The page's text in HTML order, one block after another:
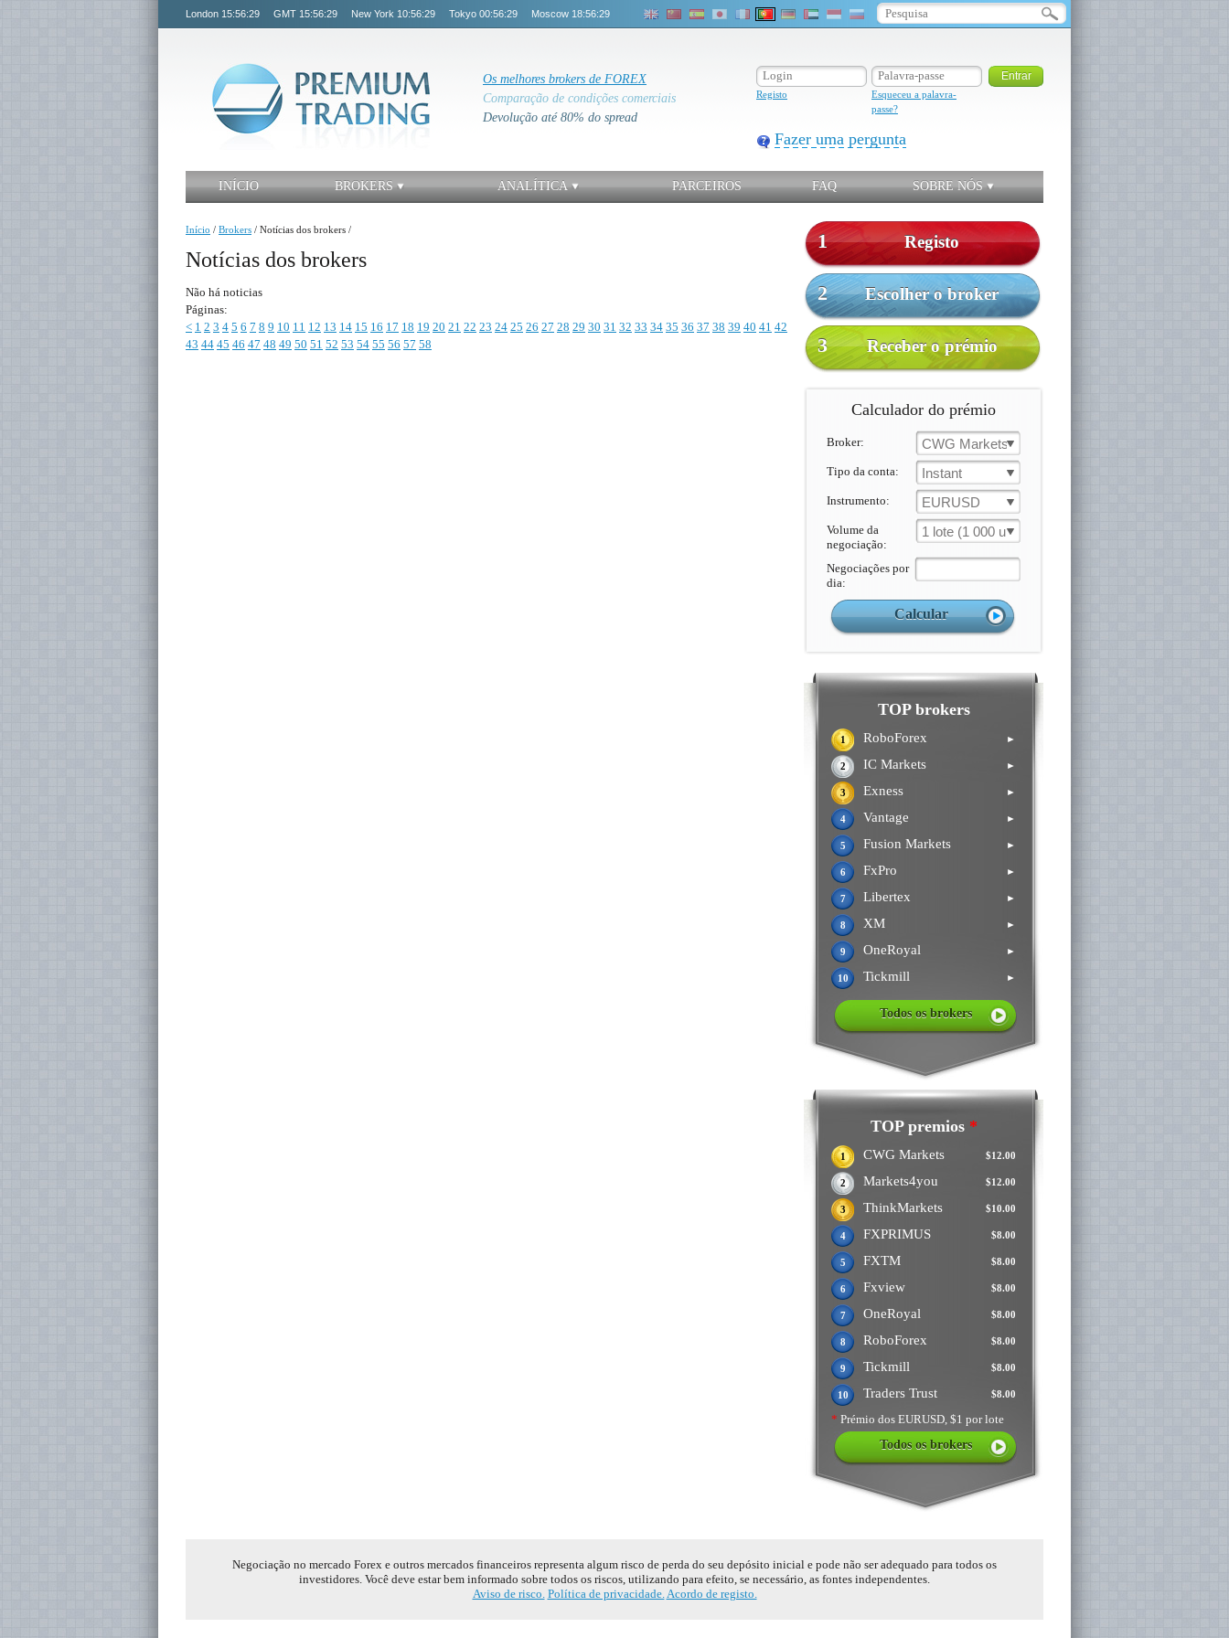
London 15:56:29 GMT 15:56:29 New York 10:56:29 Tokyo 00:56:29 Moscow 18:56:29
Os melhores brokers de FOREX
Comparação de condições comerciais
Devolução até 80% do spread
Registo
Esqueceu a palavra-
passe?
Fazer uma pergunta
INÍCIO BROKERS ANALÍTICA PARCEIROS FAQ SOBRE NÓS
1 Registo
2 Escolher o broker
3 Receber o prémio
Calculador do prémio
Broker: CWG Markets
Tipo da conta: Instant
Instrumento: EURUSD
Volume da
negociação:
1 lote (1 000 un.)
Negociações por
dia:
TOP brokers
1 RoboForex ►
2 IC Markets ►
3 Exness ►
4 Vantage ►
5 Fusion Markets ►
6 FxPro ►
7 Libertex ►
8 XM ►
9 OneRoyal ►
10 Tickmill ►
Todos os brokers
TOP premios *
$12.00
1 CWG Markets
$12.00
2 Markets4you
$10.00
3 ThinkMarkets
$8.00
4 FXPRIMUS
$8.00
5 FXTM
$8.00
6 Fxview
$8.00
7 OneRoyal
$8.00
8 RoboForex
$8.00
9 Tickmill
$8.00
10 Traders Trust
* Prémio dos EURUSD, $1 por lote
Todos os brokers
Início / Brokers / Notícias dos brokers /
Notícias dos brokers
Não há noticias
Páginas:
< 1 2 3 4 5 6 7 8 9 10 11 12 13 14 15 16 17 18 19 20 21 22 23 24 25 26 27 28 29 30 31 32 33 34 35 36 37 38 39 40 41 42
43 44 45 46 47 48 49 50 51 52 53 54 55 56 57 58
Negociação no mercado Forex e outros mercados financeiros representa algum risco de perda do seu depósito inicial e pode não ser adequado para todos os
investidores. Você deve estar bem informado sobre todos os riscos, utilizando para efeito, se necessário, as fontes independentes.
Aviso de risco. Política de privacidade.Acordo de registo.